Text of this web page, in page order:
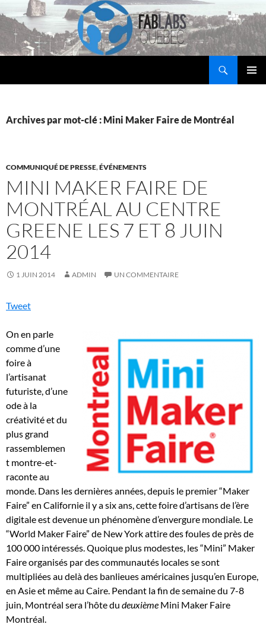
au
contenu
Archives par mot-clé : Mini Maker Faire de Montréal
COMMUNIQUÉ DE PRESSE,ÉVÉNEMENTS
MINI MAKER FAIRE DE
MONTRÉAL AU CENTRE
GREENE LES 7 ET 8 JUIN
2014
1 JUIN 2014 ADMIN UN COMMENTAIRE
Tweet
On en parle
comme d’une
foire à
l’artisanat
futuriste, d’une
ode à la
créativité et du
plus grand
rassemblemen
t montre-et-
raconte au
monde. Dans les dernières années, depuis le premier “Maker
Faire” en Californie il y a six ans, cette foire d’artisans de l’ère
digitale est devenue un phénomène d’envergure mondiale. Le
“World Maker Faire” de New York attire des foules de près de
100 000 intéressés. Quoique plus modestes, les “Mini” Maker
Faire organisés par des communautés locales se sont
multipliées au delà des banlieues américaines jusqu’en Europe,
en Asie et même au Caire. Pendant la fin de semaine du 7-8
juin, Montréal sera l’hôte du deuxième Mini Maker Faire
Montréal.